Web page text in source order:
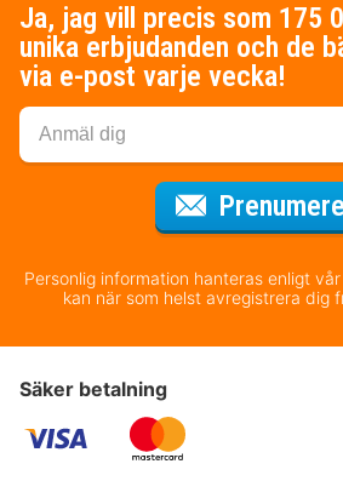
Ja, jag vill precis som 175
unika erbjudanden och de
via e-post varje vecka!
Personlig information hanteras enligt vår
kan när som helst avregistrera dig
Säker betalning